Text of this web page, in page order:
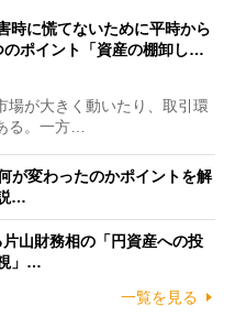
時に慌てないために平時から
のポイント「資産の棚卸し…
が大きく動いたり、取引環
る。一方…
が変わったのかポイントを解
…
山財務相の「円資産への投
」…
一覧を見る